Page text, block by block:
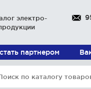
электро-
партнером